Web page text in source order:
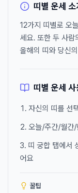
띠별 운세 소
12가지 띠별로 오
세요. 또한 두 사람
올해의 띠와 당신
띠별 운세 사
자신의 띠를 선
오늘/주간/월간/
띠 궁합 탭에서
어요
꿀팁